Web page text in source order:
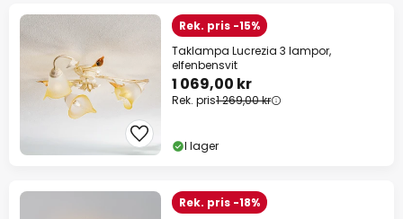
Rek. pris -15%
Taklampa Lucrezia 3 lampor,
elfenbensvit
1 069,00 kr
Rek. pris1 269,00 kr
I lager
Rek. pris -18%